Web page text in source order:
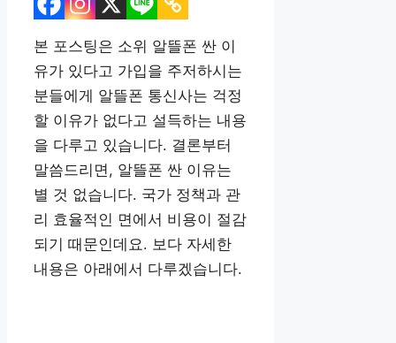
본 포스팅은 소위 알뜰폰 싼 이
유가 있다고 가입을 주저하시는
분들에게 알뜰폰 통신사는 걱정
할 이유가 없다고 설득하는 내용
을 다루고 있습니다. 결론부터
말씀드리면, 알뜰폰 싼 이유는
별 것 없습니다. 국가 정책과 관
리 효율적인 면에서 비용이 절감
되기 때문인데요. 보다 자세한
내용은 아래에서 다루겠습니다.